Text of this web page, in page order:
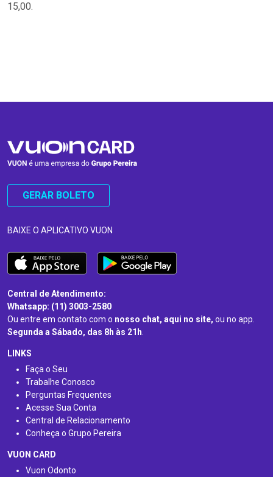
15,00.
GERAR BOLETO
BAIXE O APLICATIVO VUON
Central de Atendimento:
Whatsapp: (11) 3003-2580
Ou entre em contato com o nosso chat, aqui no site, ou no app.
Segunda a Sábado, das 8h às 21h.
LINKS
Faça o Seu
Trabalhe Conosco
Perguntas Frequentes
Acesse Sua Conta
Central de Relacionamento
Conheça o Grupo Pereira
VUON CARD
Vuon Odonto